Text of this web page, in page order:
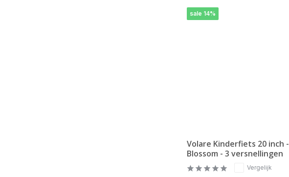
sale 14%
Volare Kinderfiets 20 inch -
Blossom - 3 versnellingen
Vergelijk